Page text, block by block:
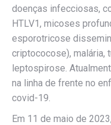
doenças infecciosas,
HTLV1, micoses
esporotricose
criptococose), malária,
leptospirose.
na linha de frente no
covid-19.
Em 11 de maio de